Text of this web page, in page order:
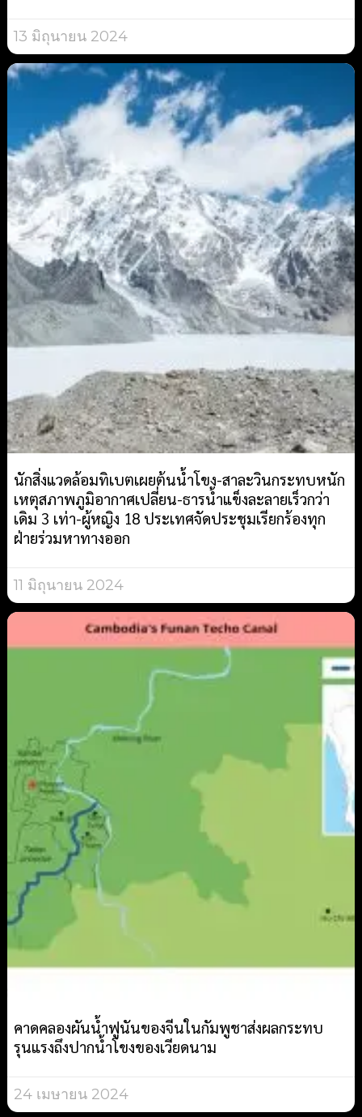
13 มิถุนายน 2024
นักสิ่งแวดล้อมทิเบตเผยต้นน้ำโขง-สาละวินกระทบหนัก
เหตุสภาพภูมิอากาศเปลี่ยน-ธารน้ำแข็งละลายเร็วกว่า
เดิม 3 เท่า-ผู้หญิง 18 ประเทศจัดประชุมเรียกร้องทุก
ฝ่ายร่วมหาทางออก
11 มิถุนายน 2024
คาดคลองผันน้ำฟูนันของจีนในกัมพูชาส่งผลกระทบ
รุนแรงถึงปากน้ำโขงของเวียดนาม
24 เมษายน 2024